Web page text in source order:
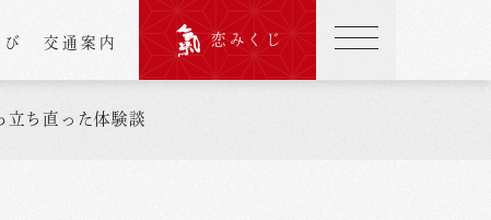
交通案内 恋みくじ
立ち直った体験談